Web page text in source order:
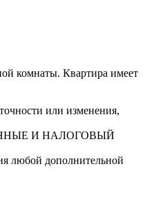
комнаты. Квартира имеет
или изменения,
И НАЛОГОВЫЙ
любой дополнительной